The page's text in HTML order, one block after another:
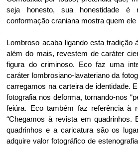
seja honesto, sua honestidade é
conformação craniana mostra quem ele
Lombroso acaba ligando esta tradição
além do mais, revestem de caráter
figura do criminoso. Eco faz uma
caráter lombrosiano-lavateriano da
carregamos na carteira de identidade.
fotografia nos deforma, tornando-nos
feiúra. Eco também faz referência à
“Chegamos à revista em
quadrinhos e a caricatura são os
adquire valor fotográfico de